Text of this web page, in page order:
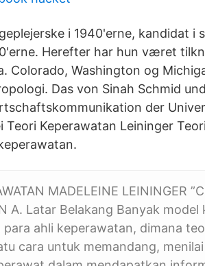
i 1940'erne, kandidat i
Herefter har hun været
Colorado, Washington og
Das von Sinah Schmid
der
Teori Keperawatan Leininger
MADELEINE LEININGER
A. Latar Belakang Banyak
ahli keperawatan, dimana
cara untuk memandang,